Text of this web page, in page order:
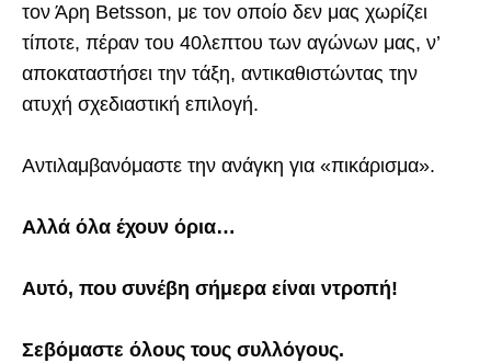
τον Άρη Βetsson, με τον οποίο δεν μας χωρίζει
τίποτε, πέραν του 40λεπτου των αγώνων μας, ν’
αποκαταστήσει την τάξη, αντικαθιστώντας την
ατυχή σχεδιαστική επιλογή.
Αντιλαμβανόμαστε την ανάγκη για «πικάρισμα».
Αλλά όλα έχουν όρια…
Αυτό, που συνέβη σήμερα είναι ντροπή!
Σεβόμαστε όλους τους συλλόγους.